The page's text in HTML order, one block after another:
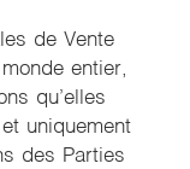
de Vente
entier,
qu’elles
uniquement
des Parties